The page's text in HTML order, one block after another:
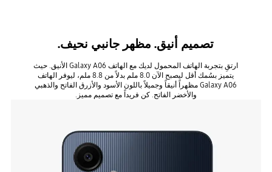
تصميم أنيق. مظهر جانبي نحيف.
ارتقِ بتجربة الهاتف المحمول لديك مع الهاتف Galaxy A06 الأنيق. حيث
يتميز بسُمك أقل ليصبح الآن 8.0 ملم بدلاً من 8.8 ملم، ليوفر الهاتف
Galaxy A06 مظهراً أنيقاً وجميلاً باللون الأسود والأزرق الفاتح والذهبي
والأخضر الفاتح. كن فريداً مع تصميم مميز.